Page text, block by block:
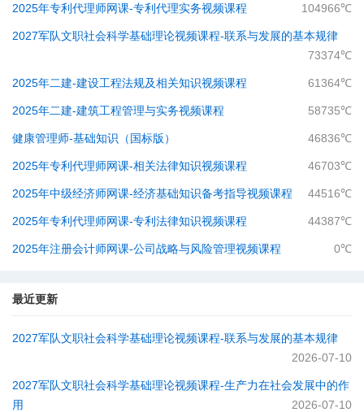
2025年专利代理师网课-专利代理实务视频课程 104966℃
2027军队文职社会科学基础理论视频课程-​联系与发展的基本规律
73374℃
2025年二建-建设工程法规及相关知识视频课程 61364℃
2025年二建-建筑工程管理与实务视频课程 58735℃
健康管理师-基础知识（国标版） 46836℃
2025年专利代理师网课-相关法律知识视频课程 46703℃
2025年中级经济师网课-经济基础知识备考指导视频课程 44516℃
2025年专利代理师网课-专利法律知识视频课程 44387℃
2025年注册会计师网课-公司战略与风险管理视频课程 0℃
最近更新
2027军队文职社会科学基础理论视频课程-​联系与发展的基本规律
2026-07-10
2027军队文职社会科学基础理论视频课程-​生产力在社会发展中的作
用
2026-07-10